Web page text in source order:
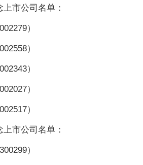
市公司名单：
）
）
）
）
）
市公司名单：
）